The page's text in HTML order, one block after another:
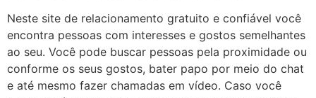
Neste site de relacionamento gratuito e confiável você
encontra pessoas com interesses e gostos semelhantes
ao seu. Você pode buscar pessoas pela proximidade ou
conforme os seus gostos, bater papo por meio do chat
e até mesmo fazer chamadas em vídeo. Caso você